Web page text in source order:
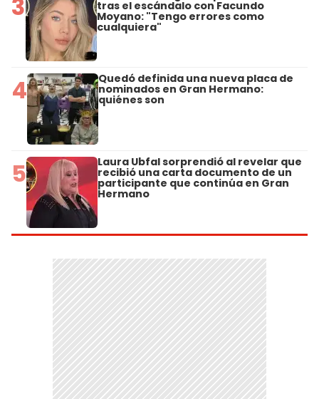
3 tras el escándalo con Facundo
Moyano: "Tengo errores como
cualquiera"
4 Quedó definida una nueva placa de
nominados en Gran Hermano:
quiénes son
5 Laura Ubfal sorprendió al revelar que
recibió una carta documento de un
participante que continúa en Gran
Hermano